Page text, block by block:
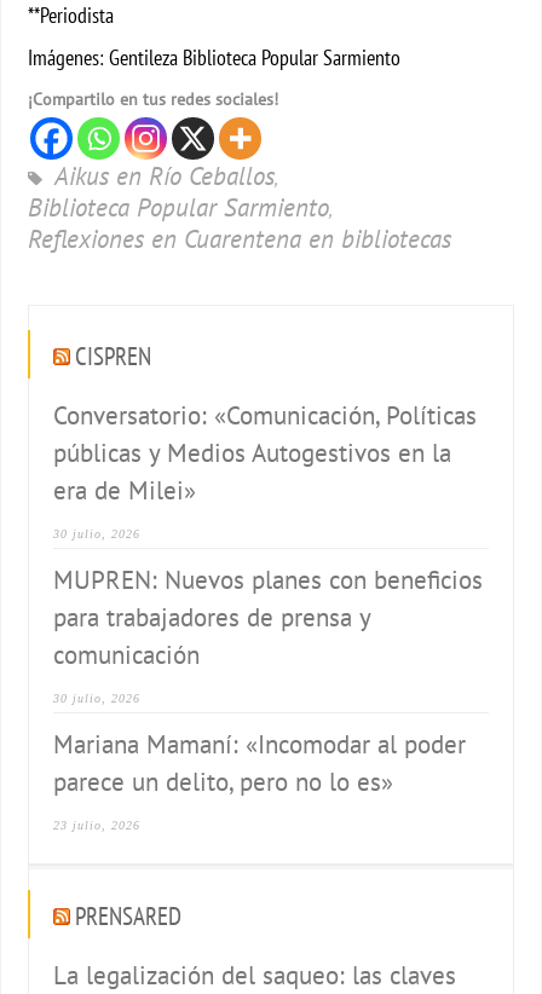
**Periodista
Imágenes: Gentileza Biblioteca Popular Sarmiento
¡Compartilo en tus redes sociales!
Aikus en Río Ceballos,
Biblioteca Popular Sarmiento,
Reflexiones en Cuarentena en bibliotecas
CISPREN
Conversatorio: «Comunicación, Políticas
públicas y Medios Autogestivos en la
era de Milei»
30 julio, 2026
MUPREN: Nuevos planes con beneficios
para trabajadores de prensa y
comunicación
30 julio, 2026
Mariana Mamaní: «Incomodar al poder
parece un delito, pero no lo es»
23 julio, 2026
PRENSARED
La legalización del saqueo: las claves